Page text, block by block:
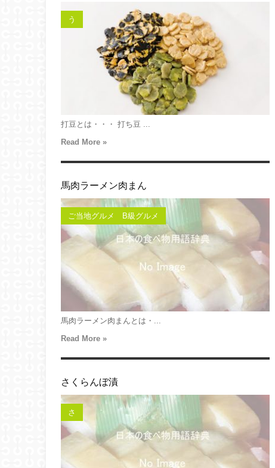
う
打豆とは・・・ 打ち豆 ...
Read More »
馬肉ラーメン肉まん
ご当地グルメ B級グルメ
馬肉ラーメン肉まんとは・...
Read More »
さくらんぼ漬
さ